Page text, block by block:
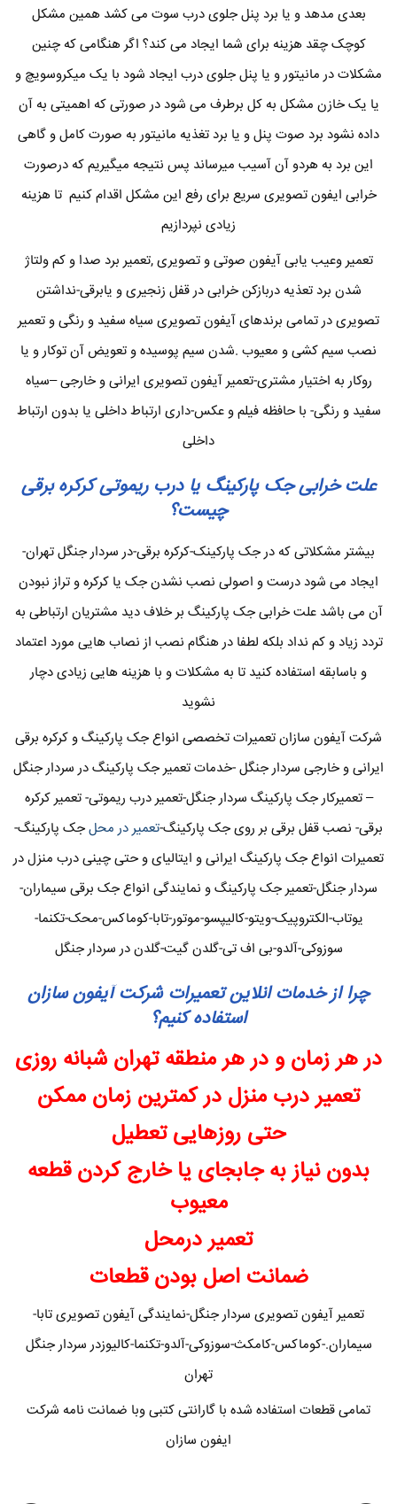
بعدی مدهد و یا برد پنل جلوی درب سوت می کشد همین مشکل
کوچک چقد هزینه برای شما ایجاد می کند؟ اگر هنگامی که چنین
مشکلات در مانیتور و یا پنل جلوی درب ایجاد شود با یک میکروسویچ و
یا یک خازن مشکل به کل برطرف می شود در صورتی که اهمیتی به آن
داده نشود برد صوت پنل و یا برد تغذیه مانیتور به صورت کامل و گاهی
این برد به هردو آن آسیب میرساند پس نتیجه میگیریم که درصورت
خرابی ایفون تصویری سریع برای رفع این مشکل اقدام کنیم تا هزینه
زیادی نپردازیم
تعمیر وعیب یابی آیفون صوتی و تصویری ,تعمیر برد صدا و کم ولتاژ
شدن برد تعذیه دربازکن خرابی در قفل زنجیری و یابرقی-نداشتن
تصویری در تمامی برندهای آیفون تصویری سیاه سفید و رنگی و تعمیر
نصب سیم کشی و معیوب .شدن سیم پوسیده و تعویض آن توکار و یا
روکار به اختیار مشتری-تعمیر آیفون تصویری ایرانی و خارجی –سیاه
سفید و رنگی- با حافظه فیلم و عکس-داری ارتباط داخلی یا بدون ارتباط
داخلی
علت خرابی جک پارکینگ یا درب ریموتی کرکره برقی
چیست؟
بیشتر مشکلاتی که در جک پارکینک-کرکره برقی-در سردار جنگل تهران-
ایجاد می شود درست و اصولی نصب نشدن جک یا کرکره و تراز نبودن
آن می باشد علت خرابی جک پارکینگ بر خلاف دید مشتریان ارتباطی به
تردد زیاد و کم نداد بلکه لطفا در هنگام نصب از نصاب هایی مورد اعتماد
و باسابقه استفاده کنید تا به مشکلات و با هزینه هایی زیادی دچار
نشوید
شرکت آیفون سازان تعمیرات تخصصی انواع جک پارکینگ و کرکره برقی
ایرانی و خارجی سردار جنگل -خدمات تعمیر جک پارکینگ در سردار جنگل
– تعمیرکار جک پارکینگ سردار جنگل-تعمیر درب ریموتی- تعمیر کرکره
برقی- نصب قفل برقی بر روی جک پارکینگ-تعمیر در محلجک پارکینگ-
تعمیرات انواع جک پارکینگ ایرانی و ایتالیای و حتی چینی درب منزل در
سردار جنگل-تعمیر جک پارکینگ و نمایندگی انواع جک برقی سیماران-
یوتاب-الکتروپیک-ویتو-کالیپسو-موتور-تابا-کوماکس-محک-تکنما-
سوزوکی-آلدو-بی اف تی-گلدن گیت-گلدن در سردار جنگل
چرا از خدمات انلاین تعمیرات شرکت آیفون سازان
استفاده کنیم؟
در هر زمان و در هر منطقه تهران شبانه روزی
تعمیر درب منزل در کمترین زمان ممکن
حتی روزهایی تعطیل
بدون نیاز به جابجای یا خارج کردن قطعه
معیوب
تعمیر درمحل
ضمانت اصل بودن قطعات
تعمیر آیفون تصویری سردار جنگل-نمایندگی آیفون تصویری تابا-
سیماران.-کوماکس-کامکث-سوزوکی-آلدو-تکنما-کالیوزدر سردار جنگل
تهران
تمامی قطعات استفاده شده با گارانتی کتبی وبا ضمانت نامه شرکت
ایفون سازان